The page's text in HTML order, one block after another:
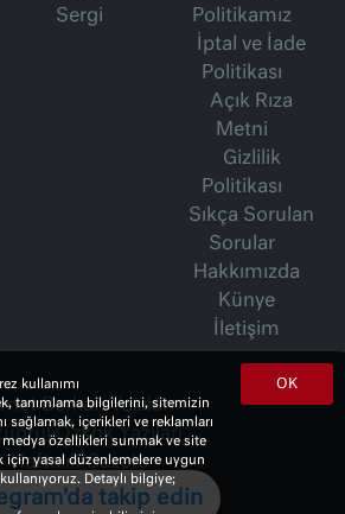
Sergi
Politikamız
İptal ve İade
Politikası
Açık Rıza
Metni
Gizlilik
Politikası
Sıkça Sorulan
Sorular
Hakkımızda
Künye
İletişim
Berkan Yazıları
Özkök Yazıları
Haftalık Gazete
OK
kullanımı
tanımlama bilgilerini, sitemizin
sağlamak, içerikleri ve reklamları
özellikleri sunmak ve site
yasal düzenlemelere uygun
Detaylı bilgiye;
takip edin